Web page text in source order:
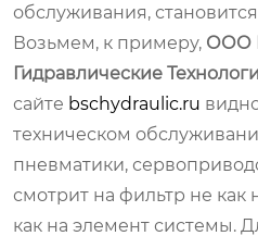
обслуживания,
Возьмем, к примеру, ООО
Гидравлические
сайте bschydraulic.ru
техническом
пневматики,
смотрит на фильтр не как
как на элемент системы.